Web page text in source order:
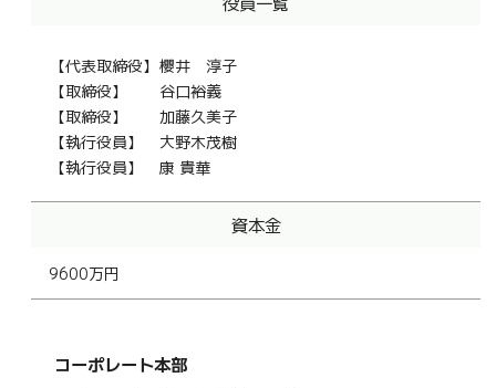
【代表取締役】 櫻井 淳子
【取締役】
谷口裕義
【取締役】
加藤久美子
【執行役員】
大野木茂樹
【執行役員】
康 貴華
資本金
9600万円
コーポレート本部